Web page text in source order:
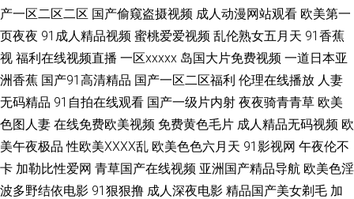
免费 91热爆国产人妖伪娘 91素人约啪系列 东方四虎影 欧人妻色图 日韩欧美
黄污久 色天堂污 视频国产91 91色国产经典 成人福利在线视频观看 欧亚A片
午夜福利九洲 91后入极品JK衣空 91午夜影院 国产成人宗合 久久国产精品黄
毛片 日韩国产在线精品 午夜剧场福利姬 91ncom男春 www91视频大全 国产
产一区二区二区 国产偷窥盗摄视频 成人动漫网站观看 欧美第一
页夜夜 91成人精品视频 蜜桃爱爱视频 乱伦熟女五月天 91香蕉
视 福利在线视频直播 一区xxxxx 岛国大片免费视频 一道日本亚
洲香蕉 国产91高清精品 国产一区二区福利 伦理在线播放 人妻
无码精品 91自拍在线观看 国产一级片内射 夜夜骑青青草 欧美
色图人妻 在线免费欧美视频 免费黄色毛片 成人精品无码视频 欧
美午夜极品 性欧美ⅩⅩⅩⅩ乱 欧美色色六月天 91影视网 午夜伦不
卡 加勒比性爱网 青草国产在线视频 亚洲国产精品导航 欧美色淫
波多野结依电影 91狠狠撸 成人深夜电影 精品国产美女剃毛 加